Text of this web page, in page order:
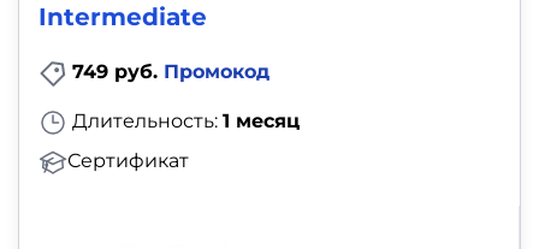
Intermediate
749 руб. Промокод
Длительность: 1 месяц
Сертификат